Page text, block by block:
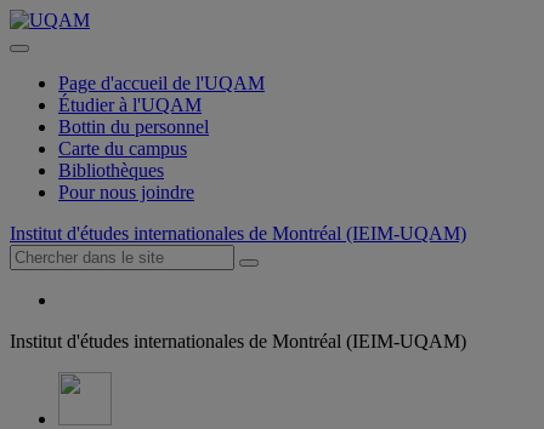
Page d'accueil de l'UQAM
Étudier à l'UQAM
Bottin du personnel
Carte du campus
Bibliothèques
Pour nous joindre
Institut d'études internationales de Montréal (IEIM-UQAM)
Institut d'études internationales de Montréal (IEIM-UQAM)